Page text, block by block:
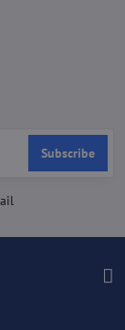
Subscribe